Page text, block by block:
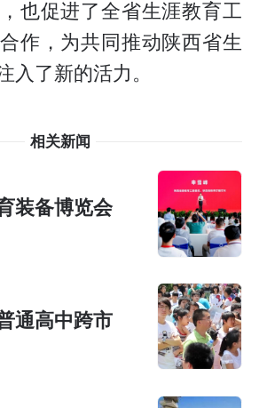
也促进了全省生涯教育工
作，为共同推动陕西省生
入了新的活力。
相关新闻
装备博览会
通高中跨市